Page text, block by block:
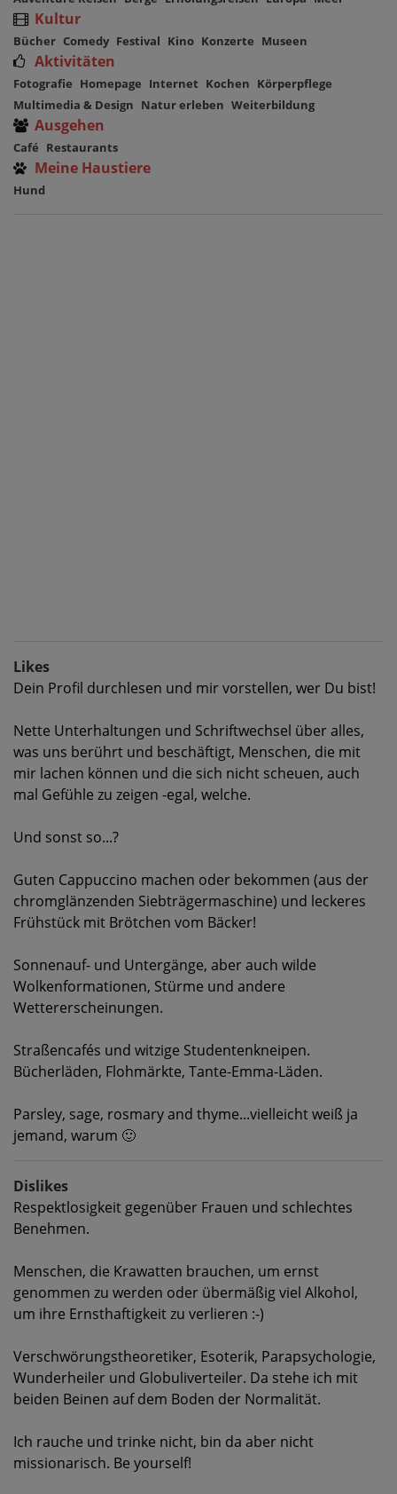
Kultur
Bücher Comedy Festival Kino Konzerte Museen
Aktivitäten
Fotografie Homepage Internet Kochen Körperpflege
Multimedia & Design Natur erleben Weiterbildung
Ausgehen
Café Restaurants
Meine Haustiere
Hund
Likes
Dein Profil durchlesen und mir vorstellen, wer Du bist!
Nette Unterhaltungen und Schriftwechsel über alles,
was uns berührt und beschäftigt, Menschen, die mit
mir lachen können und die sich nicht scheuen, auch
mal Gefühle zu zeigen -egal, welche.
Und sonst so...?
Guten Cappuccino machen oder bekommen (aus der
chromglänzenden Siebträgermaschine) und leckeres
Frühstück mit Brötchen vom Bäcker!
Sonnenauf- und Untergänge, aber auch wilde
Wolkenformationen, Stürme und andere
Wettererscheinungen.
Straßencafés und witzige Studentenkneipen.
Bücherläden, Flohmärkte, Tante-Emma-Läden.
Parsley, sage, rosmary and thyme...vielleicht weiß ja
jemand, warum 🙂
Dislikes
Respektlosigkeit gegenüber Frauen und schlechtes
Benehmen.
Menschen, die Krawatten brauchen, um ernst
genommen zu werden oder übermäßig viel Alkohol,
um ihre Ernsthaftigkeit zu verlieren :-)
Verschwörungstheoretiker, Esoterik, Parapsychologie,
Wunderheiler und Globuliverteiler. Da stehe ich mit
beiden Beinen auf dem Boden der Normalität.
Ich rauche und trinke nicht, bin da aber nicht
missionarisch. Be yourself!